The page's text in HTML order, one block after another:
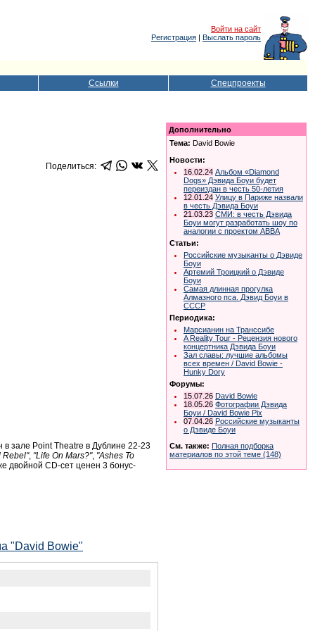
Войти на сайт
Регистрация | Выслать пароль
Ссылки Спецпроекты
Поделиться:
в зале Point Theatre в Дублине 22-23
Rebel", "Life On Mars?", "Ashes To
двойной CD-сет ценен 3 бонус-
"David Bowie"
Дополнительно
Тема: David Bowie
Новости:
16.02.24 Альбом «Diamond
Dogs» Дэвида Боуи будет
переиздан в честь 50-летия
12.01.24 Улицу в Париже назвали
в честь Дэвида Боуи
21.03.23 СМИ: в честь Дэвида
Боуи могут разработать шоу по
аналогии с проектом АВВА
Статьи:
Российские музыканты о Дэвиде
Боуи
Артемий Троицкий о Дэвиде
Боуи
Самая длинная прогулка
Алмазного пса. Дэвид Боуи в
СССР
Периодика:
Марсианин на Транссибе
A Reality Tour - Рецензия нового
концертника Дэвида Боуи
Зал славы: лучшие альбомы
всех времен / David Bowie -
Hunky Dory
Форумы:
15.07.26 David Bowie
18.05.26 Фотографии Дэвида
Боуи / David Bowie Pix
07.04.26 Российские музыканты
о Дэвиде Боуи
См. также: Полная подборка
материалов по этой теме (148)